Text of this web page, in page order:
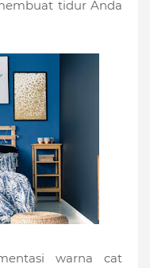
tidur Anda
warna cat